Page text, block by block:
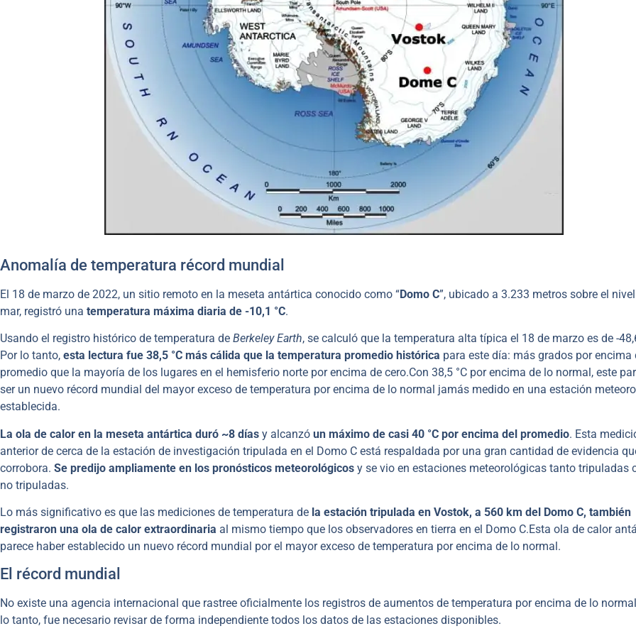
Anomalía de temperatura récord mundial
El 18 de marzo de 2022, un sitio remoto en la meseta antártica conocido como “Domo C”, ubicado a 3.233 metros sobre el
mar, registró una temperatura máxima diaria de -10,1 °C.
Usando el registro histórico de temperatura de Berkeley Earth, se calculó que la temperatura alta típica el 18 de marzo es de -
Por lo tanto, esta lectura fue 38,5 °C más cálida que la temperatura promedio histórica para este día: más grados por encima
promedio que la mayoría de los lugares en el hemisferio norte por encima de cero.Con 38,5 °C por encima de lo normal, este
ser un nuevo récord mundial del mayor exceso de temperatura por encima de lo normal jamás medido en una estación
establecida.
La ola de calor en la meseta antártica duró ~8 días y alcanzó un máximo de casi 40 °C por encima del promedio. Esta
anterior de cerca de la estación de investigación tripulada en el Domo C está respaldada por una gran cantidad de evidencia
corrobora. Se predijo ampliamente en los pronósticos meteorológicos y se vio en estaciones meteorológicas tanto tripuladas
no tripuladas.
Lo más significativo es que las mediciones de temperatura de la estación tripulada en Vostok, a 560 km del Domo C, también
registraron una ola de calor extraordinaria al mismo tiempo que los observadores en tierra en el Domo C.Esta ola de calor
parece haber establecido un nuevo récord mundial por el mayor exceso de temperatura por encima de lo normal.
El récord mundial
No existe una agencia internacional que rastree oficialmente los registros de aumentos de temperatura por encima de lo
lo tanto, fue necesario revisar de forma independiente todos los datos de las estaciones disponibles.